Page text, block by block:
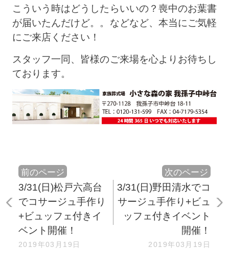
こういう時はどうしたらいいの？喪中のお葉書
が届いたんだけど。。などなど、本当にご気軽
にご来店ください！
スタッフ一同、皆様のご来場を心よりお待ちし
ております。
前のページ
3/31(日)松戸六高台
でコサージュ手作り
+ビュッフェ付きイ
ベント開催！
2019年03月19日
次のページ
3/31(日)野田清水でコ
サージュ手作り+ビュ
ッフェ付きイベント
開催！
2019年03月19日